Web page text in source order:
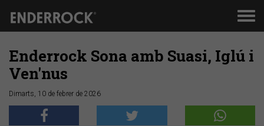
Enderrock Sona amb Suasi, Iglú i
Ven'nus
Dimarts, 10 de febrer de 2026
Anterior